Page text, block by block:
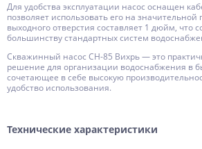
Для удобства эксплуатации насос оснащен
позволяет использовать его на
выходного отверстия составляет 1 дюйм, что
большинству стандартных систем
Скважинный насос СН-85 Вихрь — это
решение для организации водоснабжения в
сочетающее в себе высокую
удобство использования.
Технические характеристики